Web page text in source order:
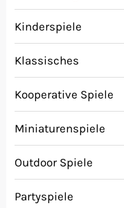
Kinderspiele
Klassisches
Kooperative Spiele
Miniaturenspiele
Outdoor Spiele
Partyspiele